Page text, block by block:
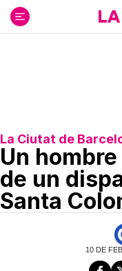
contenido
La Ciutat de
Un
de un
Santa
10 DE